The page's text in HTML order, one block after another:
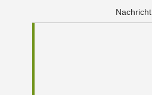
Nachricht